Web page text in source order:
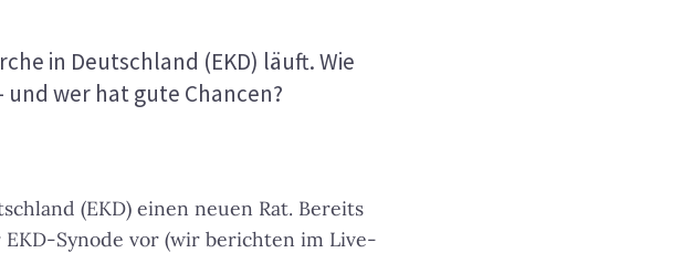
in Deutschland (EKD) läuft. Wie
wer hat gute Chancen?
(EKD) einen neuen Rat. Bereits
Synode vor (wir berichten im Live-